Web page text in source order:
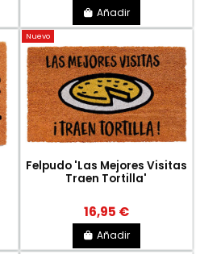
Añadir
Nuevo
Felpudo 'Las Mejores Visitas
Traen Tortilla'
16,95 €
Añadir